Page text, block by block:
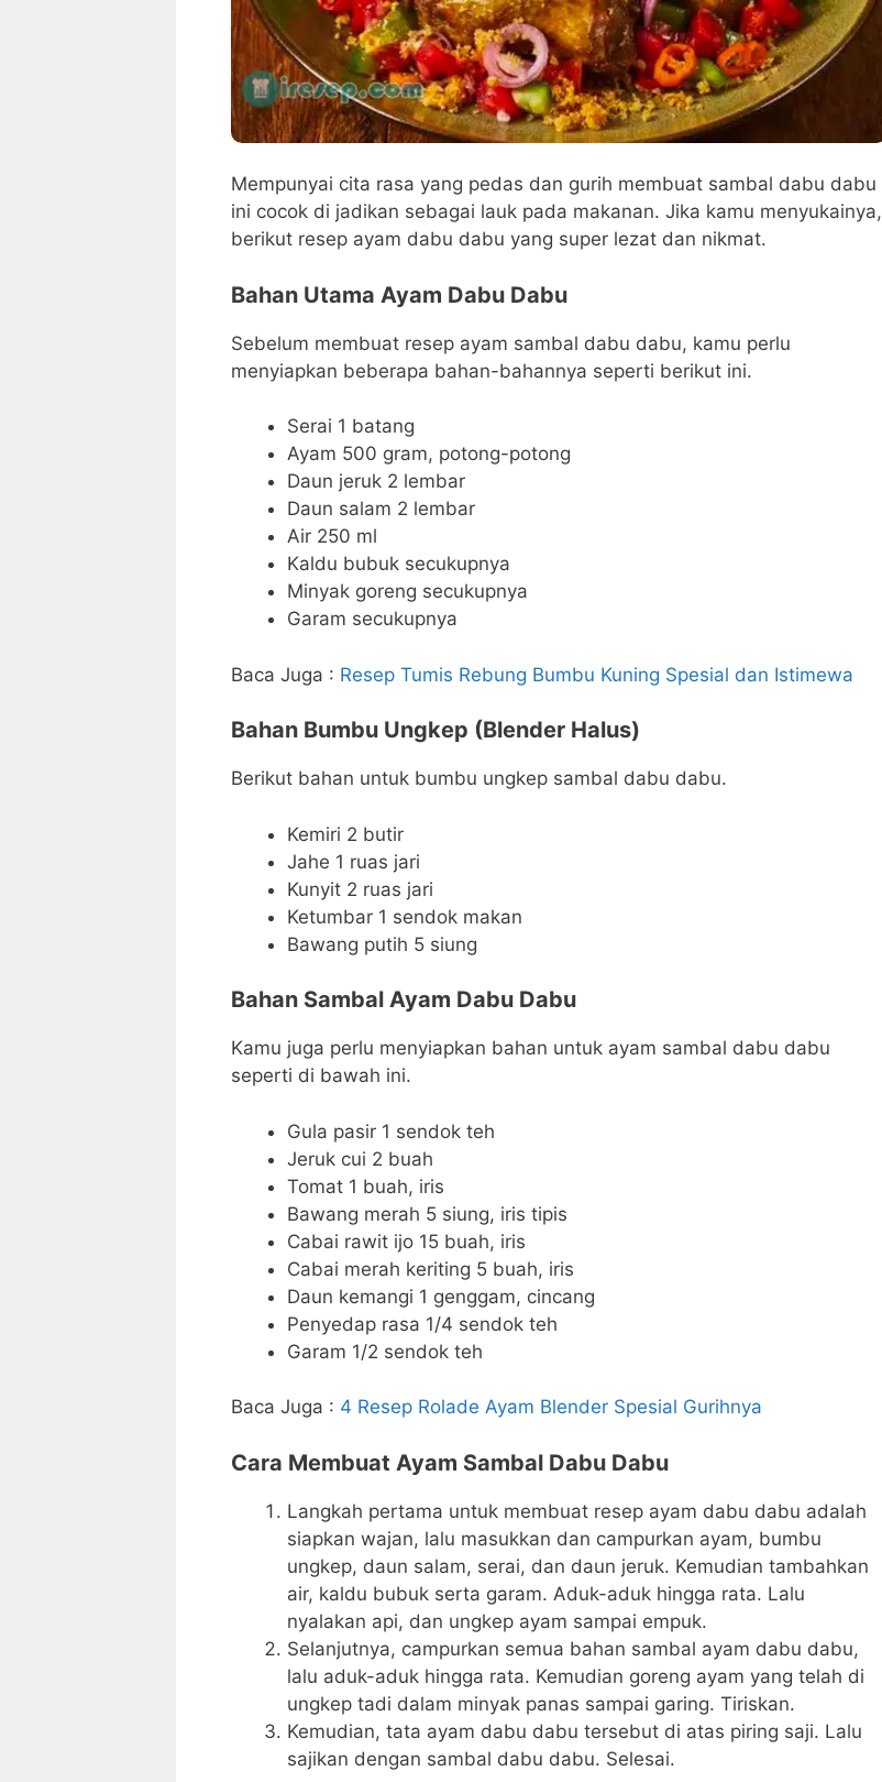
Mempunyai cita rasa yang pedas dan gurih membuat sambal dabu dabu
ini cocok di jadikan sebagai lauk pada makanan. Jika kamu menyukainya,
berikut resep ayam dabu dabu yang super lezat dan nikmat.
Bahan Utama Ayam Dabu Dabu
Sebelum membuat resep ayam sambal dabu dabu, kamu perlu
menyiapkan beberapa bahan-bahannya seperti berikut ini.
Serai 1 batang
Ayam 500 gram, potong-potong
Daun jeruk 2 lembar
Daun salam 2 lembar
Air 250 ml
Kaldu bubuk secukupnya
Minyak goreng secukupnya
Garam secukupnya
Baca Juga : Resep Tumis Rebung Bumbu Kuning Spesial dan Istimewa
Bahan Bumbu Ungkep (Blender Halus)
Berikut bahan untuk bumbu ungkep sambal dabu dabu.
Kemiri 2 butir
Jahe 1 ruas jari
Kunyit 2 ruas jari
Ketumbar 1 sendok makan
Bawang putih 5 siung
Bahan Sambal Ayam Dabu Dabu
Kamu juga perlu menyiapkan bahan untuk ayam sambal dabu dabu
seperti di bawah ini.
Gula pasir 1 sendok teh
Jeruk cui 2 buah
Tomat 1 buah, iris
Bawang merah 5 siung, iris tipis
Cabai rawit ijo 15 buah, iris
Cabai merah keriting 5 buah, iris
Daun kemangi 1 genggam, cincang
Penyedap rasa 1/4 sendok teh
Garam 1/2 sendok teh
Baca Juga : 4 Resep Rolade Ayam Blender Spesial Gurihnya
Cara Membuat Ayam Sambal Dabu Dabu
Langkah pertama untuk membuat resep ayam dabu dabu adalah
siapkan wajan, lalu masukkan dan campurkan ayam, bumbu
ungkep, daun salam, serai, dan daun jeruk. Kemudian tambahkan
air, kaldu bubuk serta garam. Aduk-aduk hingga rata. Lalu
nyalakan api, dan ungkep ayam sampai empuk.
Selanjutnya, campurkan semua bahan sambal ayam dabu dabu,
lalu aduk-aduk hingga rata. Kemudian goreng ayam yang telah di
ungkep tadi dalam minyak panas sampai garing. Tiriskan.
Kemudian, tata ayam dabu dabu tersebut di atas piring saji. Lalu
sajikan dengan sambal dabu dabu. Selesai.